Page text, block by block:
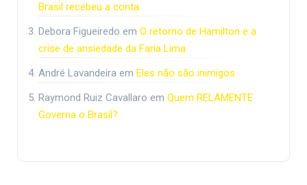
Brasil recebeu a conta
Debora Figueiredo em O retorno de Hamilton e a
crise de ansiedade da Faria Lima
André Lavandeira em Eles não são inimigos
Raymond Ruiz Cavallaro em Quem RELAMENTE
Governa o Brasil?